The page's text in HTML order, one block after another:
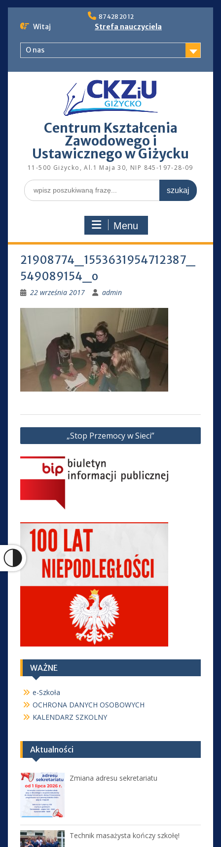
to
87 428 20 12
Witaj Strefa nauczyciela
O nas
Centrum Kształcenia
Zawodowego i
Ustawicznego w Giżycku
11-500 Giżycko, Al.1 Maja 30, NIP 845-197-28-09
Search
for:
Menu
21908774_1553631954712387_
549089154_o
22 września 2017 admin
Nawigacja
wpisu
„Stop Przemocy w Sieci”
WAŻNE
e-Szkoła
OCHRONA DANYCH OSOBOWYCH
KALENDARZ SZKOLNY
Aktualności
Zmiana adresu sekretariatu
Technik masażysta kończy szkołę!